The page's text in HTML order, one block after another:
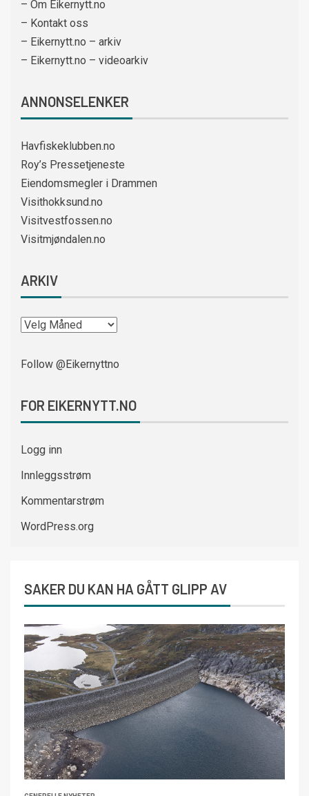
– Om Eikernytt.no
– Kontakt oss
– Eikernytt.no – arkiv
– Eikernytt.no – videoarkiv
ANNONSELENKER
Havfiskeklubben.no
Roy’s Pressetjeneste
Eiendomsmegler i Drammen
Visithokksund.no
Visitvestfossen.no
Visitmjøndalen.no
ARKIV
Follow @Eikernyttno
FOR EIKERNYTT.NO
Logg inn
Innleggsstrøm
Kommentarstrøm
WordPress.org
SAKER DU KAN HA GÅTT GLIPP AV